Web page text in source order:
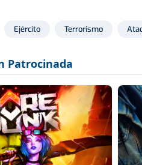
Ejército Terrorismo